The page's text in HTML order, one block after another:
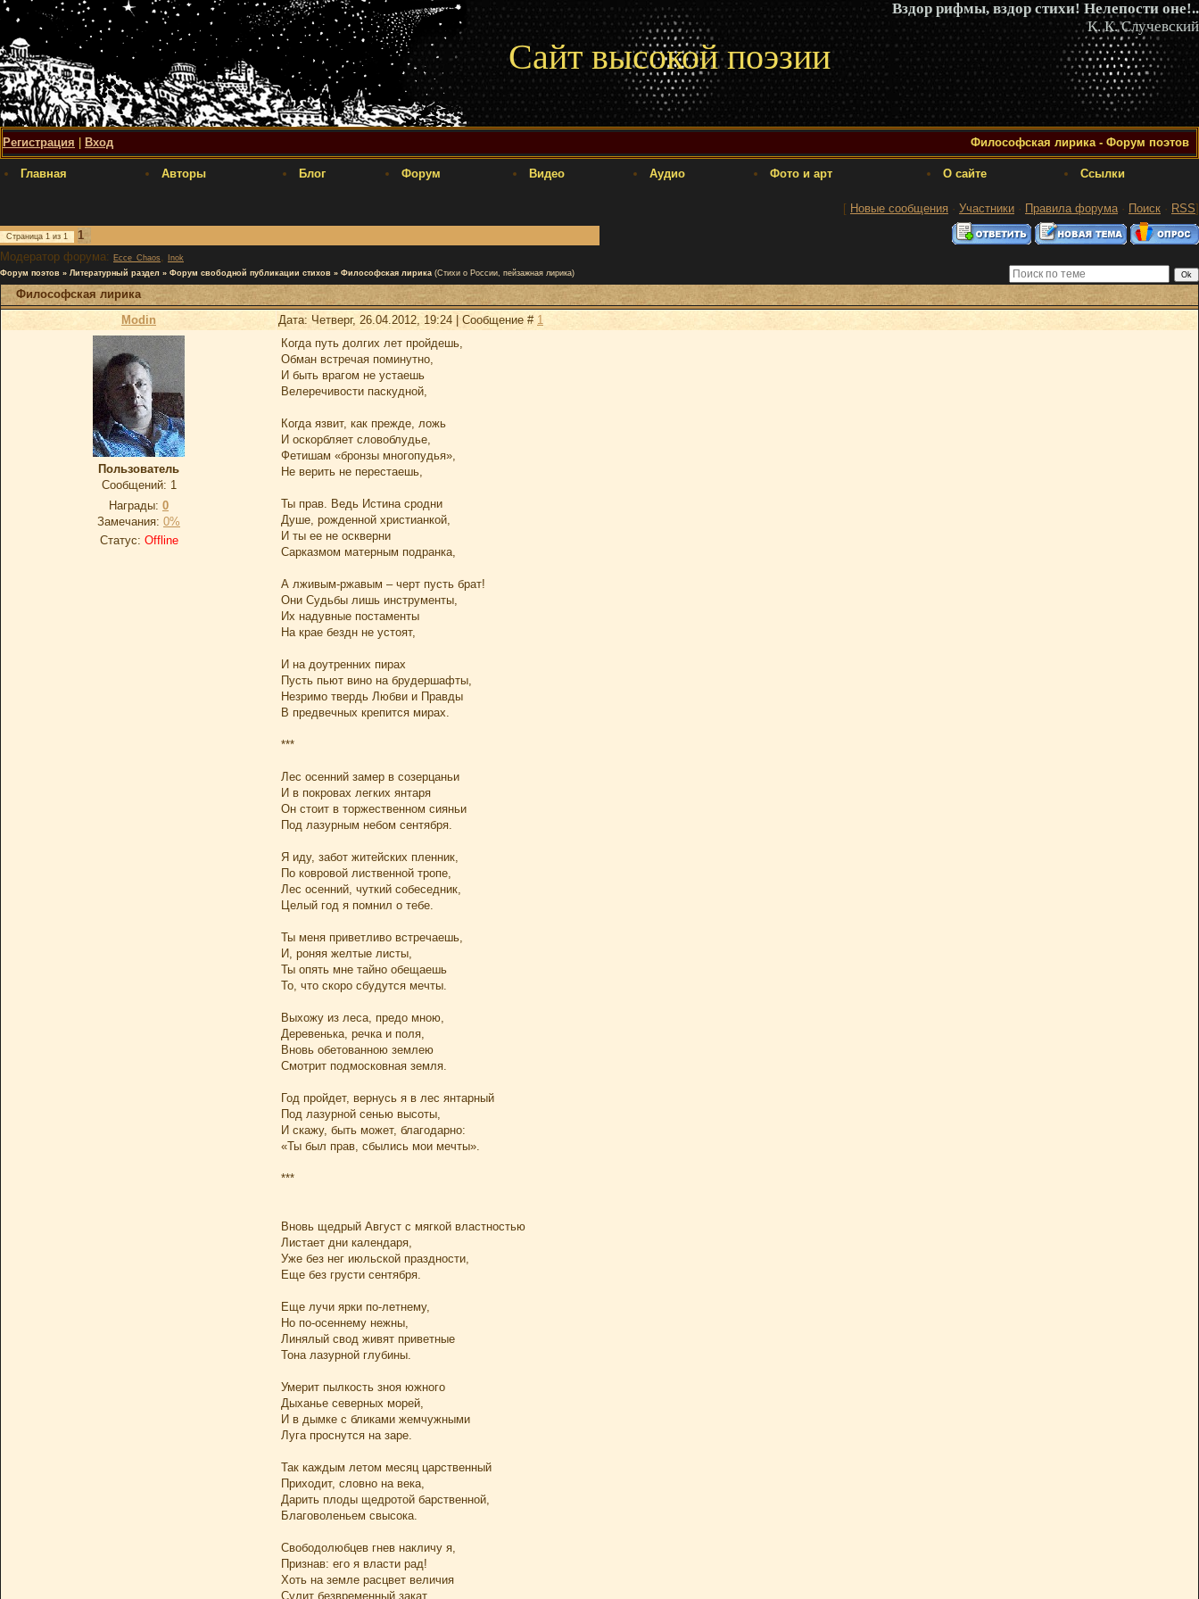
Вздор рифмы, вздор стихи! Нелепости оне!..
К. К. Случевский
Сайт высокой поэзии
Регистрация Вход Философская лирика - Форум поэтов
Главная Авторы Блог Форум Видео Аудио Фото и арт О сайте Ссылки
[ Новые сообщения · Участники · Правила форума· Поиск · RSS]
Страница 1 из 1
1
Модератор форума: Ecce_Chaos ,
Inok
Форум поэтов » Литературный раздел » Форум свободной публикации стихов » Философская лирика (Стихи о России, пейзажная лирика)
Философская лирика
Modin
Дата: Четверг, 26.04.2012, 19:24 | Сообщение # 1
Пользователь
Сообщений: 1
Награды: 0
Замечания: 0%
Статус: Offline
Когда путь долгих лет пройдешь,
Обман встречая поминутно,
И быть врагом не устаешь
Велеречивости паскудной,
Когда язвит, как прежде, ложь
И оскорбляет словоблудье,
Фетишам «бронзы многопудья»,
Не верить не перестаешь,
Ты прав. Ведь Истина сродни
Душе, рожденной христианкой,
И ты ее не оскверни
Сарказмом матерным подранка,
А лживым-ржавым – черт пусть брат!
Они Судьбы лишь инструменты,
Их надувные постаменты
На крае бездн не устоят,
И на доутренних пирах
Пусть пьют вино на брудершафты,
Незримо твердь Любви и Правды
В предвечных крепится мирах.
***
Лес осенний замер в созерцаньи
И в покровах легких янтаря
Он стоит в торжественном сияньи
Под лазурным небом сентября.
Я иду, забот житейских пленник,
По ковровой лиственной тропе,
Лес осенний, чуткий собеседник,
Целый год я помнил о тебе.
Ты меня приветливо встречаешь,
И, роняя желтые листы,
Ты опять мне тайно обещаешь
То, что скоро сбудутся мечты.
Выхожу из леса, предо мною,
Деревенька, речка и поля,
Вновь обетованною землею
Смотрит подмосковная земля.
Год пройдет, вернусь я в лес янтарный
Под лазурной сенью высоты,
И скажу, быть может, благодарно:
«Ты был прав, сбылись мои мечты».
***
Вновь щедрый Август с мягкой властностью
Листает дни календаря,
Уже без нег июльской праздности,
Еще без грусти сентября.
Еще лучи ярки по-летнему,
Но по-осеннему нежны,
Линялый свод живят приветные
Тона лазурной глубины.
Умерит пылкость зноя южного
Дыханье северных морей,
И в дымке с бликами жемчужными
Луга проснутся на заре.
Так каждым летом месяц царственный
Приходит, словно на века,
Дарить плоды щедротой барственной,
Благоволеньем свысока.
Свободолюбцев гнев накличу я,
Признав: его я власти рад!
Хоть на земле расцвет величия
Сулит безвременный закат.